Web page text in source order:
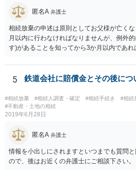
匿名A 弁護士
相続放棄の申述は原則としてお父様が亡く
月以内に行わなければなりませんが、例外
す)があることを知ってから3か月以内であれ
したら、早急に家裁に行って相続放棄の申
書類を提出されることをおすすめいたしま
他にもあるかもしれないというリスクを考
にあたっては、法テラスの無料相談等を利用
とも十分考えられるかと存じます。また、ご
を拝見するかぎり、再婚相手のかたは既に
5 鉄道会社に賠償金とその後につ
#相続放棄 #相続人調査・確定 #相続手続き #相続
#不動産・土地の相続
2019年6月28日
匿名A 弁護士
情報を小出しにされますといつまでも質問
ので、後はお近くの弁護士にご相談下さい。